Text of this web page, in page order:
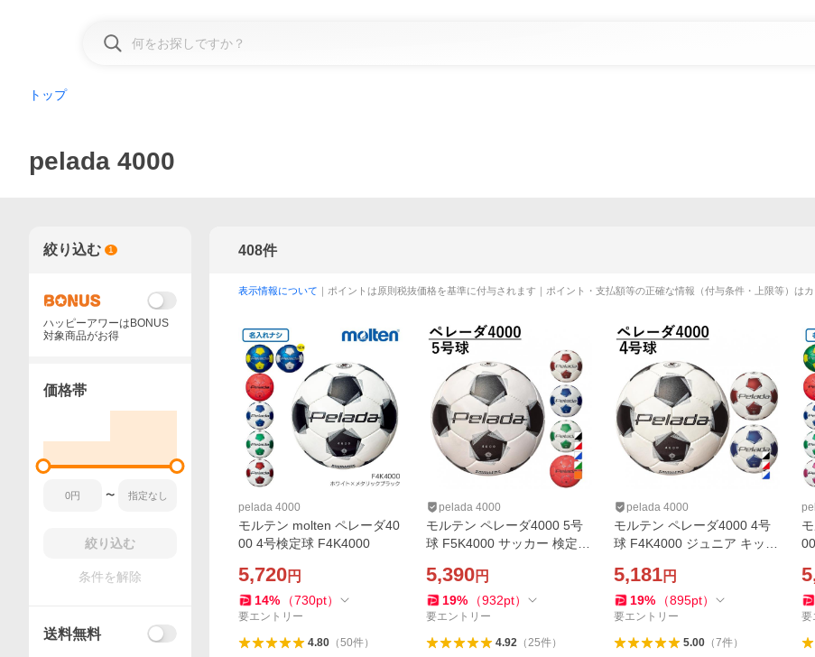
トップ
pelada 4000
408件
表示情報について ｜ポイントは原則税抜価格を基準に付与されます｜ポイント・支払額等の正確な情報（付与条件・上限等）は
pelada 4000
モルテン molten ペレーダ40
00 4号検定球 F4K4000
5,720円
14% （730pt）
要エントリー
4.80（50件）
pelada 4000
モルテン ペレーダ4000 5号
球 F5K4000 サッカー 検定球
4000-WB/F5K4000-WG/F5K
4000-O molten
5,390円
19% （932pt）
要エントリー
4.92（25件）
pelada 4000
モルテン ペレーダ4000 4号
球 F4K4000 ジュニア キッ
K4000/F4K4000-WR/F4K40
00-WB molten
5,181円
19% （895pt）
要エントリー
5.00（7件）
要
絞り込む 1
ハッピーアワーはBONUS
対象商品がお得
価格帯
〜
絞り込む
条件を解除
送料無料